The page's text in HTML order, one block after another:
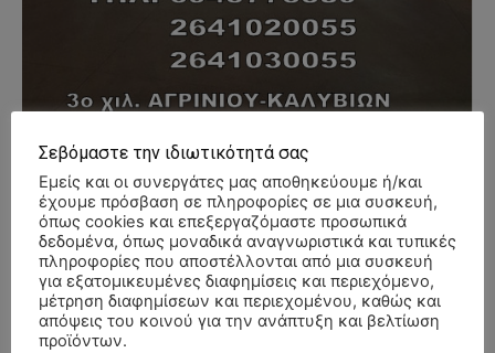
- Advertisment -
Σεβόμαστε την ιδιωτικότητά σας
Εμείς και οι συνεργάτες μας αποθηκεύουμε ή/και
έχουμε πρόσβαση σε πληροφορίες σε μια συσκευή,
όπως cookies και επεξεργαζόμαστε προσωπικά
δεδομένα, όπως μοναδικά αναγνωριστικά και τυπικές
πληροφορίες που αποστέλλονται από μια συσκευή
για εξατομικευμένες διαφημίσεις και περιεχόμενο,
μέτρηση διαφημίσεων και περιεχομένου, καθώς και
απόψεις του κοινού για την ανάπτυξη και βελτίωση
προϊόντων.